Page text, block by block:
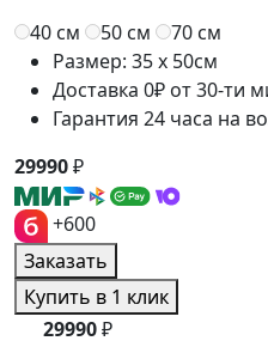
40 см
50 см
70 см
Размер: 35 x 50см
Доставка 0₽ от 30-ти
Гарантия 24 часа на
29990₽
+600
Заказать
Купить в 1 клик
29990₽